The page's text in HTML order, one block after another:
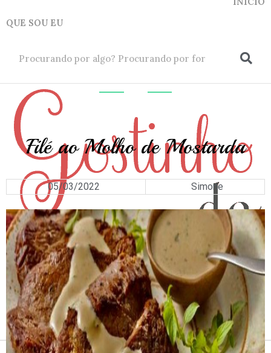
QUE SOU EU
Receitas e vinhos
Filé ao Molho de Mostarda
05/03/2022 Simone